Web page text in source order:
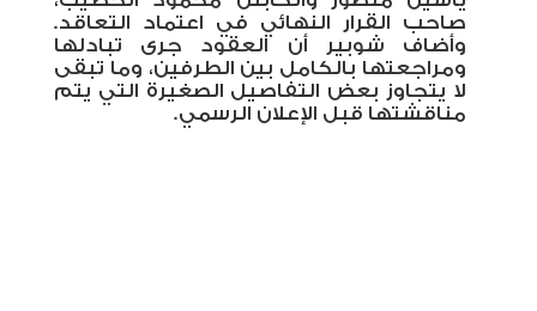
صاحب القرار النهائي في اعتماد التعاقد.
وأضاف شوبير أن العقود جرى تبادلها
ومراجعتها بالكامل بين الطرفين، وما تبقى
لا يتجاوز بعض التفاصيل الصغيرة التي يتم
مناقشتها قبل الإعلان الرسمي.